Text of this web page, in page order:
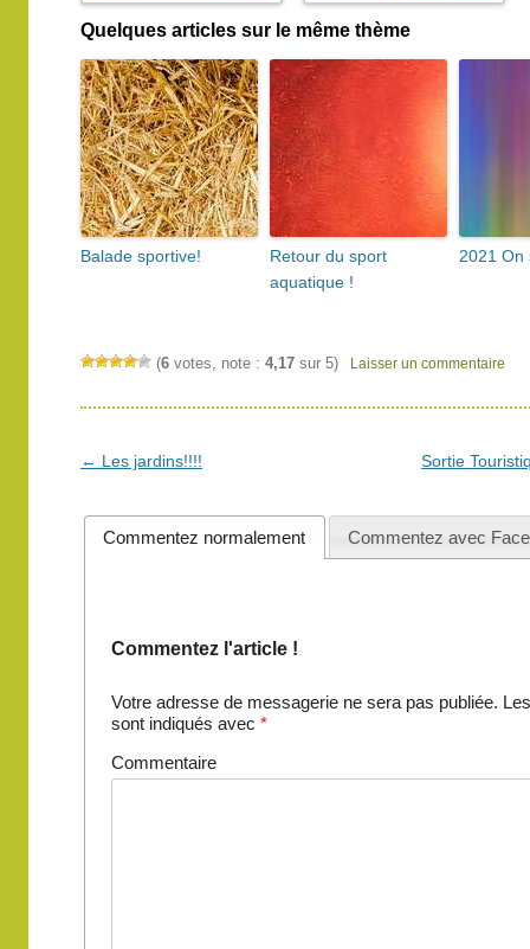
Quelques articles sur le même thème
Balade sportive!
Retour du sport
aquatique !
2021 On
(6 votes, note : 4,17 sur 5) Laisser un commentaire
Navigation
articles
← Les jardins!!!! Sortie
Commentez normalement Commentez avec
Commentez l'article !
Votre adresse de messagerie ne sera pas publiée.
sont indiqués avec *
Commentaire